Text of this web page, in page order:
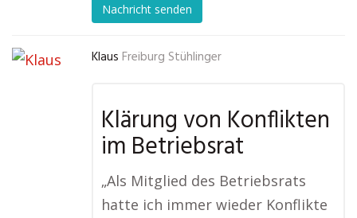
Nachricht senden
Klaus Freiburg Stühlinger
Klärung von Konflikten
im Betriebsrat
„Als Mitglied des Betriebsrats
hatte ich immer wieder Konflikte